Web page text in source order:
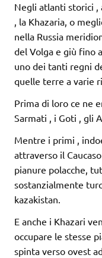
Negli atlanti storici ,
, la Khazaria, o
nella Russia
del Volga e giù fino
uno dei tanti regni
quelle terre a varie
Prima di loro ce ne
Sarmati , i Goti , gli
Mentre i primi ,
attraverso il
pianure polacche,
sostanzialmente
kazakistan.
E anche i Khazari
occupare le stesse
spinta verso ovest